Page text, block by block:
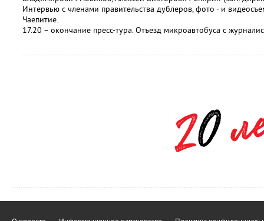
Интервью с членами правительства дублеров, фото - и
Чаепитие.
17.20 – окончание пресс-тура. Отъезд микроавтобуса с